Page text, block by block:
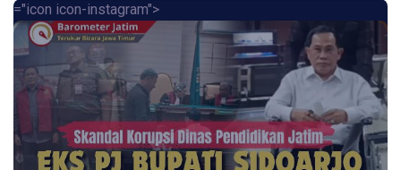
="icon icon-instagram">